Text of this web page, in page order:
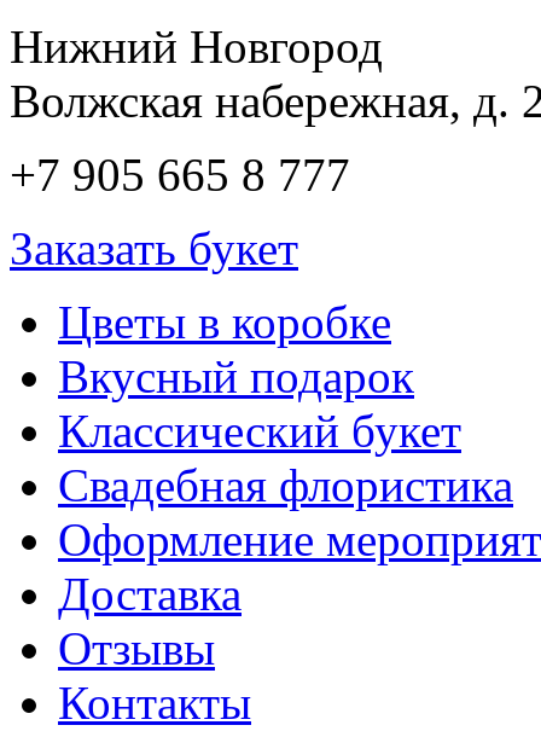
Нижний Новгород
Волжская набережная, д.
+7 905 665 8 777
Заказать букет
Цветы в коробке
Вкусный подарок
Классический букет
Свадебная флористика
Оформление
Доставка
Отзывы
Контакты